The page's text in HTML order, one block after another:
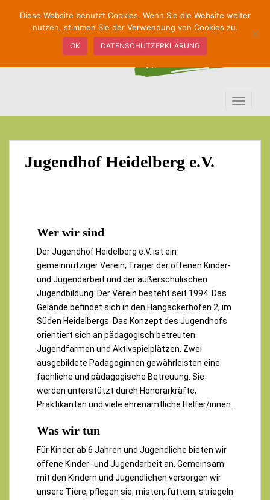
i
Jugendhof Heidelberg e.V.
Wer wir sind
Der Jugendhof Heidelberg e.V. ist ein
gemeinnütziger Verein, Träger der offenen Kinder-
und Jugendarbeit und der außerschulischen
Jugendbildung. Der Verein besteht seit 1994. Das
Gelände befindet sich in den Hangäckerhöfen 2, im
Süden Heidelbergs. Das Konzept des Jugendhofs
orientiert sich an pädagogisch betreuten
Jugendfarmen und Aktivspielplätzen. Zwei
ausgebildete Pädagoginnen gewährleisten eine
fachliche und pädagogische Betreuung. Sie
werden unterstützt durch Honorarkräfte,
Praktikanten und viele ehrenamtliche Helfer/innen.
Was wir tun
Für Kinder ab 6 Jahren und Jugendliche bieten wir
offene Kinder- und Jugendarbeit an. Gemeinsam
mit den Kindern und Jugendlichen versorgen wir
unsere Tiere, pflegen sie, misten, füttern, striegeln
Diese Website benutzt Cookies. Wenn Sie die Website weiter
nutzen, stimmen Sie der Verwendung von Cookies zu.
OK DATENSCHUTZERKLÄRUNG